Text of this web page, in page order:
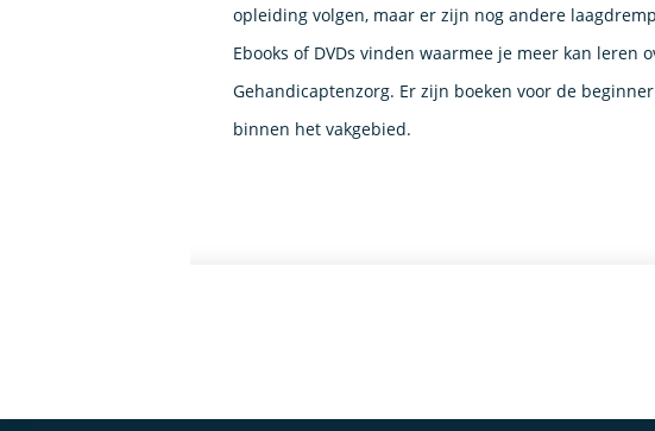
opleiding volgen, maar er zijn nog andere
Ebooks of DVDs vinden waarmee je meer kan
Gehandicaptenzorg. Er zijn boeken voor de
binnen het vakgebied.